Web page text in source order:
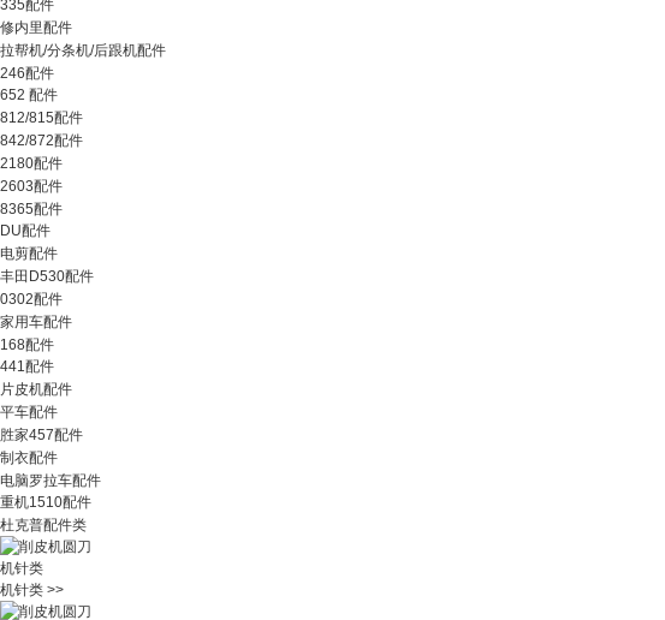
335配件
修内里配件
拉帮机/分条机/后跟机配件
246配件
652 配件
812/815配件
842/872配件
2180配件
2603配件
8365配件
DU配件
电剪配件
丰田D530配件
0302配件
家用车配件
168配件
441配件
片皮机配件
平车配件
胜家457配件
制衣配件
电脑罗拉车配件
重机1510配件
杜克普配件类
机针类
机针类 >>